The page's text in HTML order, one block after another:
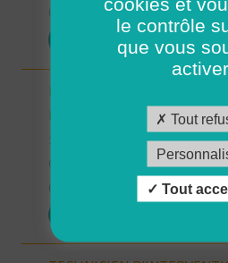
07/07/2026
Responsable Secteur/
Proximité (H/F)
le contrôle
que vous
activer
Tout
Tout